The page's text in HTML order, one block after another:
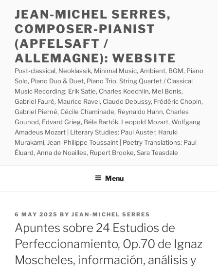
content
JEAN-MICHEL SERRES,
COMPOSER-PIANIST
(APFELSAFT /
ALLEMAGNE): WEBSITE
Post-classical, Neoklassik, Minimal Music, Ambient, BGM, Piano
Solo, Piano Duo & Duet, Piano Trio, String Quartet / Classical
Music Recording: Erik Satie, Charles Koechlin, Mel Bonis,
Gabriel Fauré, Maurice Ravel, Claude Debussy, Frédéric Chopin,
Gabriel Pierné, Cécile Chaminade, Reynaldo Hahn, Charles
Gounod, Edvard Grieg, Béla Bartók, Leopold Mozart, Wolfgang
Amadeus Mozart | Literary Studies: Paul Auster, Haruki
Murakami, Jean-Philippe Toussaint | Poetry Translations: Paul
Éluard, Anna de Noailles, Rupert Brooke, Sara Teasdale
Menu
POSTED
ON
6 MAY 2025 BY JEAN-MICHEL SERRES
Apuntes sobre 24 Estudios de
Perfeccionamiento, Op.70 de Ignaz
Moscheles, información, análisis y